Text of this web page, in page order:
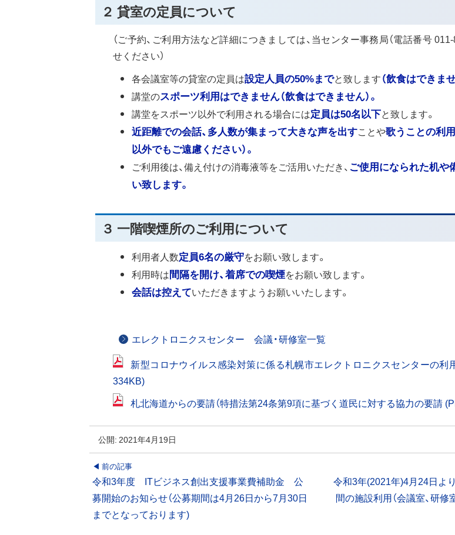
２ 貸室の定員について
（ご予約、ご利用方法など詳細につきましては、当センター事務局（電話番号
せください）
各会議室等の貸室の定員は設定人員の50%までと致します（飲食はできませ
講堂のスポーツ利用はできません（飲食はできません）。
講堂をスポーツ以外で利用される場合には定員は50名以下と致します。
近距離での会話、多人数が集まって大きな声を出すことや歌うことの利
以外でもご遠慮ください）。
ご利用後は、備え付けの消毒液等をご活用いただき、 ご使用になられた机や
い致します。
３ 一階喫煙所のご利用について
利用者人数定員6名の厳守をお願い致します。
利用時は間隔を開け、着席での喫煙をお願い致します。
会話は控えていただきますようお願いいたします。
エレクトロニクスセンター 会議・研修室一覧
新型コロナウイルス感染対策に係る札幌市エレクトロニクスセンターの利
334KB)
規
ィ
ン
開
く
札北海道からの要請（特措法第24条第9項に基づく道民に対する協力の要請
公開:2021年4月19日
投
稿
ナ
前の記事
令和3年度 ITビジネス創出支援事業費補助金 公
募開始のお知らせ（公募期間は4月26日から7月30日
までとなっております)
令和3年(2021年)4月24日よ
間の施設利用（会議室、研修